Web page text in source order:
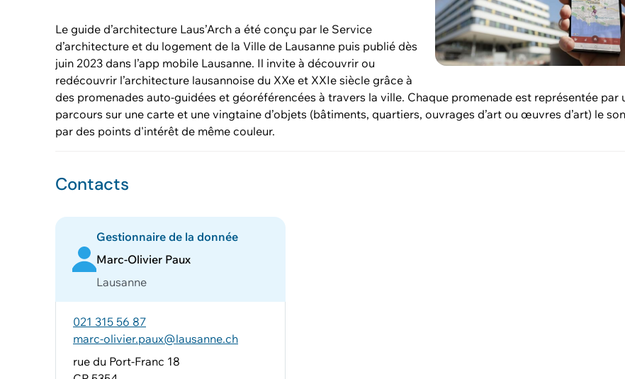
Le guide d’architecture Laus’Arch a été conçu par le Service
d’architecture et du logement de la Ville de Lausanne puis publié dès
juin 2023 dans l’app mobile Lausanne. Il invite à découvrir ou
redécouvrir l’architecture lausannoise du XXe et XXIe siècle grâce à
des promenades auto-guidées et géoréférencées à travers la ville. Chaque promenade est représentée par
parcours sur une carte et une vingtaine d’objets (bâtiments, quartiers, ouvrages d’art ou œuvres d’art) le
par des points d'intérêt de même couleur.
Contacts
Gestionnaire de la donnée
Marc-Olivier Paux
Lausanne
021 315 56 87
marc-olivier.paux@lausanne.ch
rue du Port-Franc 18